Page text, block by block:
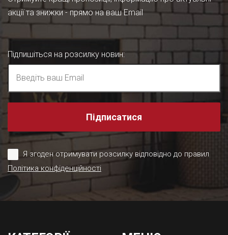
акції та знижки - прямо на ваш Email
Підпишіться на розсилку новин:
Підписатися
Я згоден отримувати розсилку відповідно до правил
Політика конфіденційності